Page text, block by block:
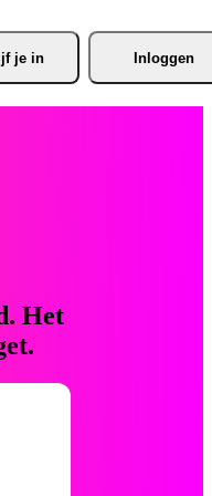
je in Inloggen
Het